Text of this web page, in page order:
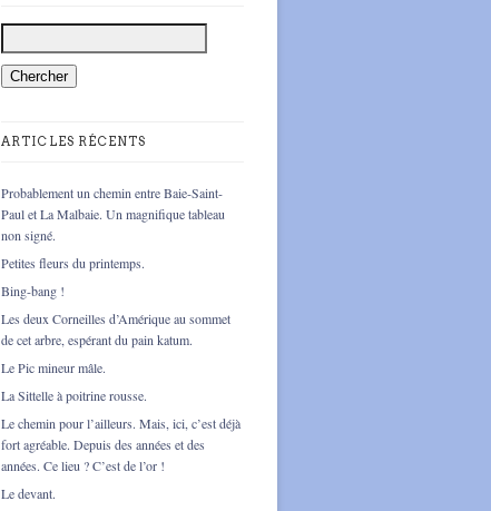
ARTICLES RÉCENTS
Probablement un chemin entre Baie-Saint-
Paul et La Malbaie. Un magnifique tableau
non signé.
Petites fleurs du printemps.
Bing-bang !
Les deux Corneilles d’Amérique au sommet
de cet arbre, espérant du pain katum.
Le Pic mineur mâle.
La Sittelle à poitrine rousse.
Le chemin pour l’ailleurs. Mais, ici, c’est déjà
fort agréable. Depuis des années et des
années. Ce lieu ? C’est de l’or !
Le devant.